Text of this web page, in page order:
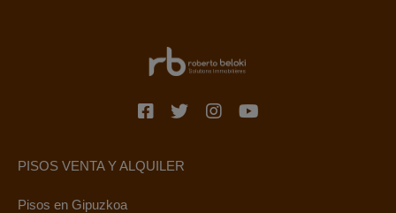
PISOS VENTA Y ALQUILER
Pisos en Gipuzkoa